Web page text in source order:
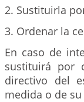
2. Sustituirla
3. Ordenar la
En caso de
sustituirá por
directivo del
medida o de